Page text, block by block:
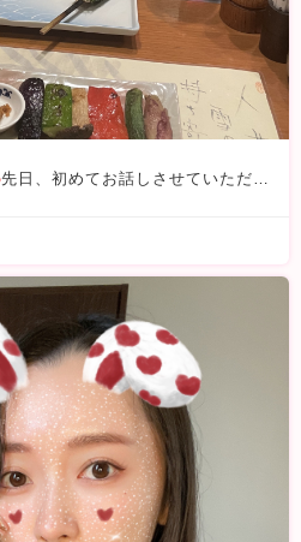
先日、初めてお話しさせていただいた方に「チャット全然入れないから人気の焼き鳥屋かと思った〜」って言われました